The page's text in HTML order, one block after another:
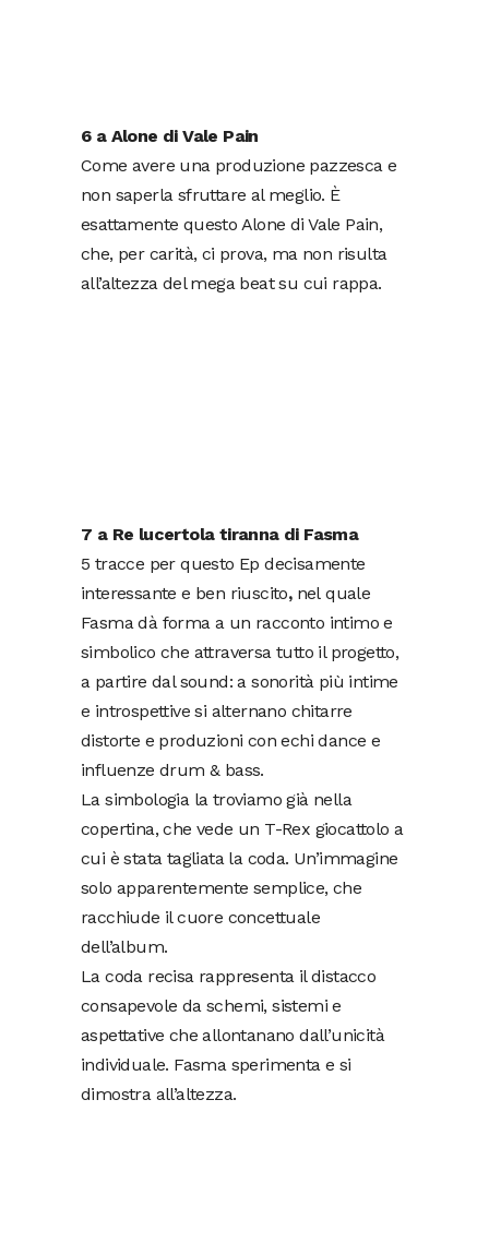
6 a Alone di Vale Pain
Come avere una produzione pazzesca e
non saperla sfruttare al meglio. È
esattamente questo Alone di Vale Pain,
che, per carità, ci prova, ma non risulta
all’altezza del mega beat su cui rappa.
7 a Re lucertola tiranna di Fasma
5 tracce per questo Ep decisamente
interessante e ben riuscito, nel quale
Fasma dà forma a un racconto intimo e
simbolico che attraversa tutto il progetto,
a partire dal sound: a sonorità più intime
e introspettive si alternano chitarre
distorte e produzioni con echi dance e
influenze drum & bass.
La simbologia la troviamo già nella
copertina, che vede un T-Rex giocattolo a
cui è stata tagliata la coda. Un’immagine
solo apparentemente semplice, che
racchiude il cuore concettuale
dell’album.
La coda recisa rappresenta il distacco
consapevole da schemi, sistemi e
aspettative che allontanano dall’unicità
individuale. Fasma sperimenta e si
dimostra all’altezza.